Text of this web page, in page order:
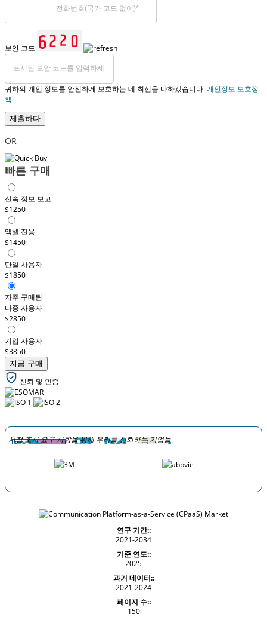
보안 코드
귀하의 개인 정보를 안전하게 보호하는 데 최선을 다하겠습니다.개인정보 보호정
책
제출하다
OR
빠른 구매
신속 정보 보고
$1250
엑셀 전용
$1450
단일 사용자
$1850
자주 구매됨
다중 사용자
$2850
기업 사용자
$3850
지금 구매
신뢰 및 인증
시장 조사 요구 사항을 위해 우리를 신뢰하는 기업들
연구 기간::
2021-2034
기준 연도::
2025
과거 데이터::
2021-2024
페이지 수::
150